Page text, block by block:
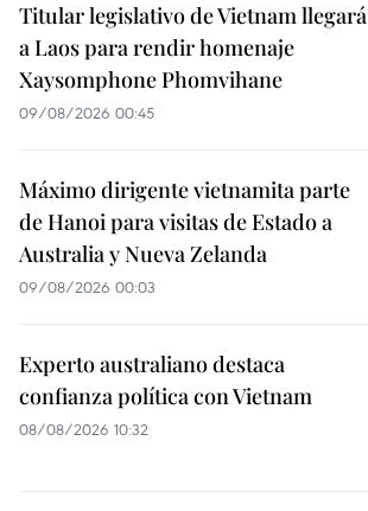
Titular legislativo de Vietnam llegará
a Laos para rendir homenaje
Xaysomphone Phomvihane
09/08/2026 00:45
Máximo dirigente vietnamita parte
de Hanoi para visitas de Estado a
Australia y Nueva Zelanda
09/08/2026 00:03
Experto australiano destaca
confianza política con Vietnam
08/08/2026 10:32